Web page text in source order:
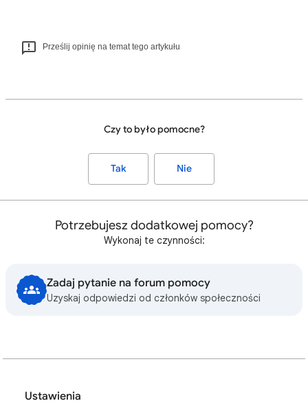
Prześlij opinię na temat tego artykułu
Czy to było pomocne?
Tak Nie
Potrzebujesz dodatkowej pomocy?
Wykonaj te czynności:
Zadaj pytanie na forum pomocy
Uzyskaj odpowiedzi od członków społeczności
Ustawienia